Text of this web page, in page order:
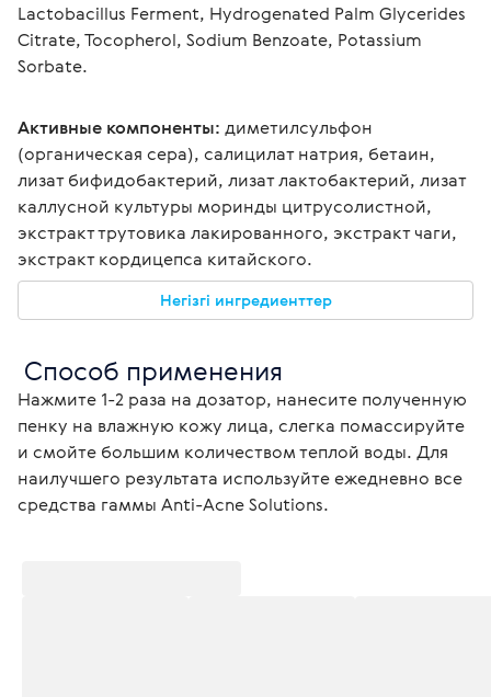
Lactobacillus Ferment, Hydrogenated Palm Glycerides
Citrate, Tocopherol, Sodium Benzoate, Potassium
Sorbate.
Активные компоненты: диметилсульфон
(органическая сера), салицилат натрия, бетаин,
лизат бифидобактерий, лизат лактобактерий, лизат
каллусной культуры моринды цитрусолистной,
экстракт трутовика лакированного, экстракт чаги,
экстракт кордицепса китайского.
Негізгі ингредиенттер
Способ применения
Нажмите 1-2 раза на дозатор, нанесите полученную
пенку на влажную кожу лица, слегка помассируйте
и смойте большим количеством теплой воды. Для
наилучшего результата используйте ежедневно все
средства гаммы Anti-Acne Solutions.